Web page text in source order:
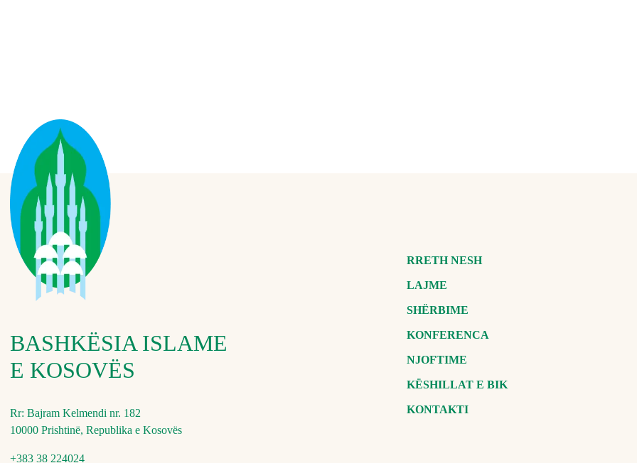
BASHKËSIA ISLAME
E KOSOVËS
Rr: Bajram Kelmendi nr. 182
10000 Prishtinë, Republika e Kosovës
+383 38 224024
RRETH NESH
LAJME
SHËRBIME
KONFERENCA
NJOFTIME
KËSHILLAT E BIK
KONTAKTI